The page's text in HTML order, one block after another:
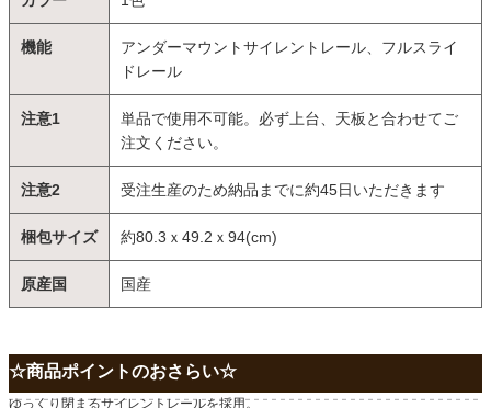
機能
アンダーマウントサイレントレール、フルスライ
ドレール
注意1
単品で使用不可能。必ず上台、天板と合わせてご
注文ください。
注意2 受注生産のため納品までに約45日いただきます
梱包サイズ 約80.3ｘ49.2ｘ94(cm)
原産国 国産
☆商品ポイントのおさらい☆
ゆっくり閉まるサイレントレールを採用。